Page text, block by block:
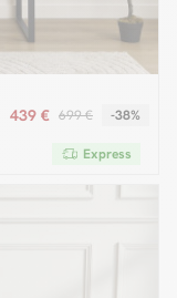
439 € 699 € -38%
Express